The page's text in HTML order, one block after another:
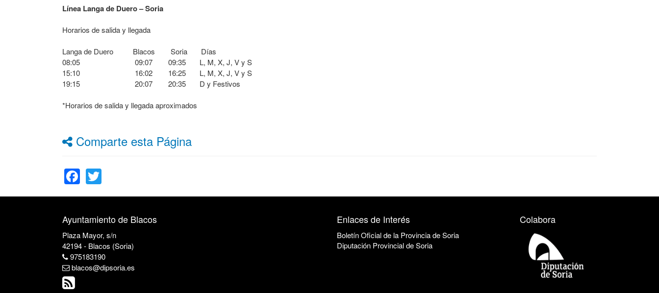
Línea Langa de Duero – Soria
Horarios de salida y llegada
Langa de Duero Blacos Soria Días
08:05 09:07 09:35 L, M, X, J, V y S
15:10 16:02 16:25 L, M, X, J, V y S
19:15 20:07 20:35 D y Festivos
*Horarios de salida y llegada aproximados
Comparte esta Página
Facebook
Ayuntamiento de Blacos
Plaza Mayor, s/n
42194 - Blacos (Soria)
975183190
blacos@dipsoria.es
Enlaces de Interés
Boletín Oficial de la Provincia de Soria
Diputación Provincial de Soria
Colabora